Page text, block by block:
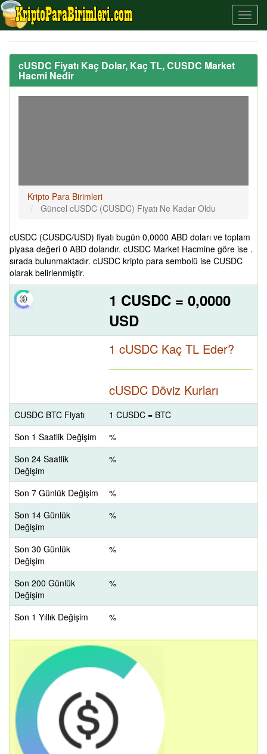
cUSDC Fiyatı Kaç Dolar, Kaç TL, CUSDC Market
Hacmi Nedir
Kripto Para Birimleri
Güncel cUSDC (CUSDC) Fiyatı Ne Kadar Oldu
cUSDC (CUSDC/USD) fiyatı bugün 0,0000 ABD doları ve toplam
piyasa değeri 0 ABD dolarıdır. cUSDC Market Hacmine göre ise .
sırada bulunmaktadır. cUSDC kripto para sembolü ise CUSDC
olarak belirlenmiştir.
1 CUSDC = 0,0000
USD
1 cUSDC Kaç TL Eder?
cUSDC Döviz Kurları
CUSDC BTC Fiyatı
1 CUSDC = BTC
Son 1 Saatlik Değişim
%
Son 24 Saatlik
Değişim
%
Son 7 Günlük Değişim
%
Son 14 Günlük
Değişim
%
Son 30 Günlük
Değişim
%
Son 200 Günlük
Değişim
%
Son 1 Yıllık Değişim %